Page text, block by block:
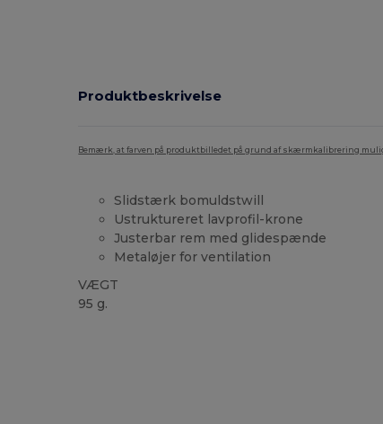
Produktbeskrivelse
Bemærk, at farven på produktbilledet på grund af skærmkalibrering
Slidstærk bomuldstwill
Ustruktureret lavprofil-krone
Justerbar rem med glidespænde
Metaløjer for ventilation
VÆGT
95 g.